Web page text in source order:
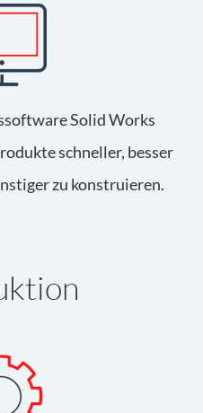
Solid Works
schneller, besser
zu konstruieren.